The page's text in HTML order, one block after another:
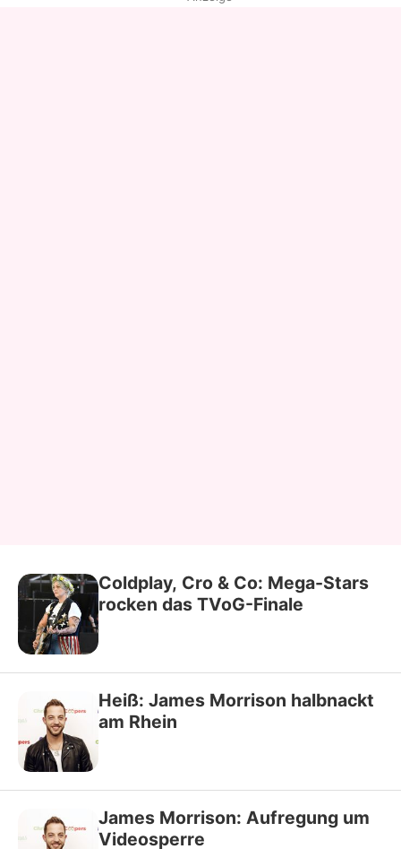
Coldplay, Cro & Co: Mega-Stars
rocken das TVoG-Finale
Heiß: James Morrison halbnackt
am Rhein
James Morrison: Aufregung um
Videosperre